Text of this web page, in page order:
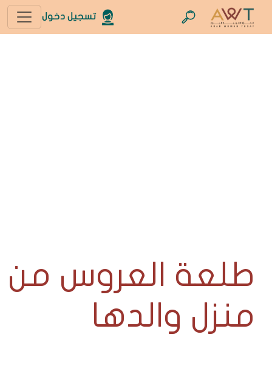
تسجيل دخول
طلعة العروس من
منزل والدها